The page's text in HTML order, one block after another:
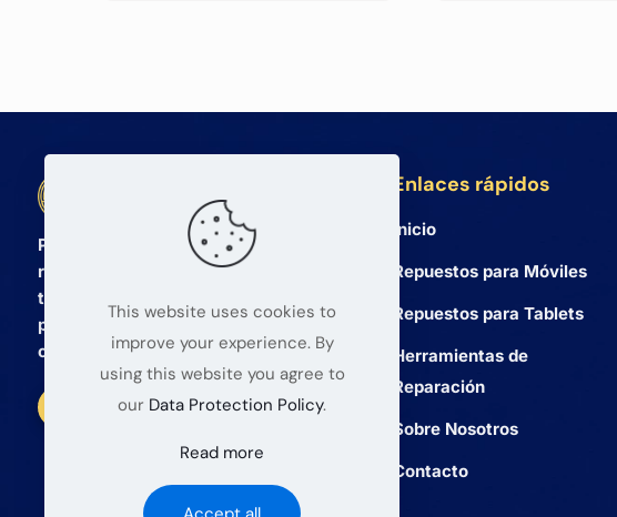
BETA Electronic Co LTD
Proveedor mayorista profesional de
repuestos para teléfonos móviles y
tabletas desde 2008. Ofrecemos
productos de alta calidad y un servicio
confiable para mayoristas globales.
Enlaces rápidos
Inicio
Repuestos para Móviles
Repuestos para Tablets
Herramientas de
Reparación
Sobre Nosotros
Contacto
This website uses cookies to
improve your experience. By
using this website you agree to
our Data Protection Policy.
Read more